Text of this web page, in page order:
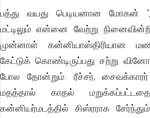
பத்து வயது பெடியனான மோகன்
மட்டிலும் என்னை வேற்று
முன்னாள் கன்னியாஸ்திரியான
கேட்டுக் கொண்டிருப்பது சற்று
போல தோன்றும். ரீச்சர்,
மதத்தால் காதல்
கன்னியர்மடத்தில் சிஸ்ரராக